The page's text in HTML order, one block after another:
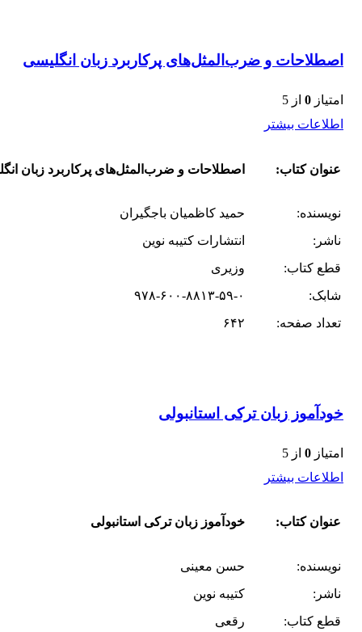
اصطلاحات و ضرب‌المثل‌های پرکاربرد زبان انگلیسی
امتیاز 0 از 5
اطلاعات بیشتر
عنوان کتاب: اصطلاحات و ضرب‌المثل‌های پرکاربرد زبان
نویسنده:
حمید کاظمیان باجگیران
ناشر:
انتشارات کتیبه نوین
قطع کتاب:
وزیری
شابک:
۹۷۸-۶۰۰-۸۸۱۳-۵۹-۰
تعداد صفحه:
۶۴۲
خودآموز زبان ترکی استانبولی
امتیاز 0 از 5
اطلاعات بیشتر
عنوان کتاب: خودآموز زبان ترکی استانبولی
نویسنده:
حسن معینی
ناشر:
کتیبه نوین
قطع کتاب:
رقعی